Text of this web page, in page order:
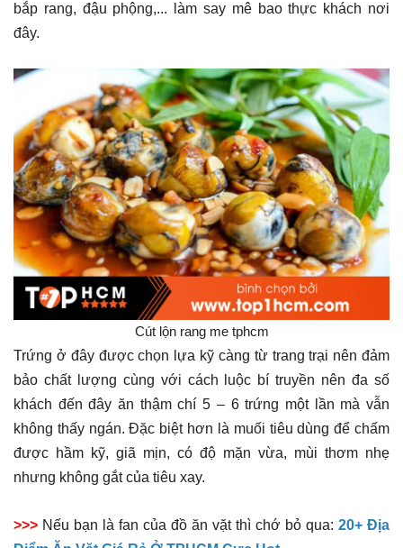
bắp rang, đậu phộng,... làm say mê bao thực khách nơi
đây.
Cút lộn rang me tphcm
Trứng ở đây được chọn lựa kỹ càng từ trang trại nên đảm
bảo chất lượng cùng với cách luộc bí truyền nên đa số
khách đến đây ăn thậm chí 5 – 6 trứng một lần mà vẫn
không thấy ngán. Đặc biệt hơn là muối tiêu dùng để chấm
được hầm kỹ, giã mịn, có độ mặn vừa, mùi thơm nhẹ
nhưng không gắt của tiêu xay.
>>> Nếu bạn là fan của đồ ăn vặt thì chớ bỏ qua: 20+ Địa